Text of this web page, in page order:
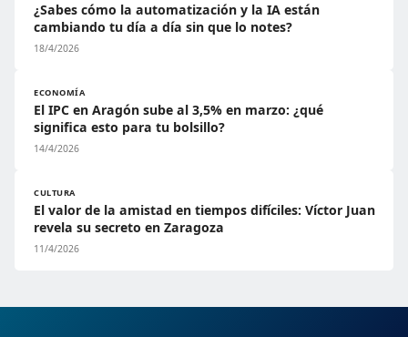
¿Sabes cómo la automatización y la IA están
cambiando tu día a día sin que lo notes?
18/4/2026
ECONOMÍA
El IPC en Aragón sube al 3,5% en marzo: ¿qué
significa esto para tu bolsillo?
14/4/2026
CULTURA
El valor de la amistad en tiempos difíciles: Víctor Juan
revela su secreto en Zaragoza
11/4/2026